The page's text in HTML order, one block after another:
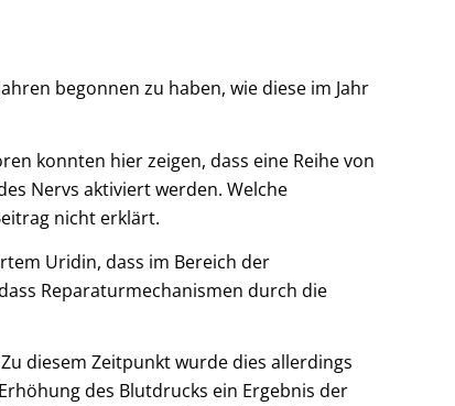
begonnen zu haben, wie diese im Jahr
konnten hier zeigen, dass eine Reihe von
Nervs aktiviert werden. Welche
nicht erklärt.
Uridin, dass im Bereich der
Reparaturmechanismen durch die
diesem Zeitpunkt wurde dies allerdings
des Blutdrucks ein Ergebnis der